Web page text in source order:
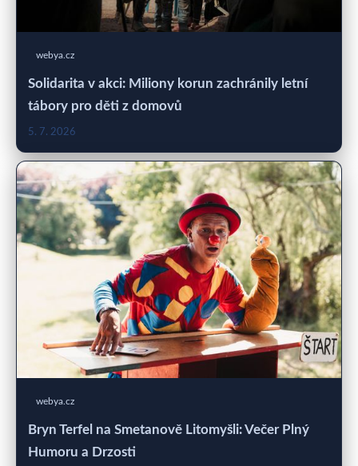
webya.cz
Solidarita v akci: Miliony korun zachránily letní
tábory pro děti z domovů
5. 7. 2026
webya.cz
Bryn Terfel na Smetanově Litomyšli: Večer Plný
Humoru a Drzosti